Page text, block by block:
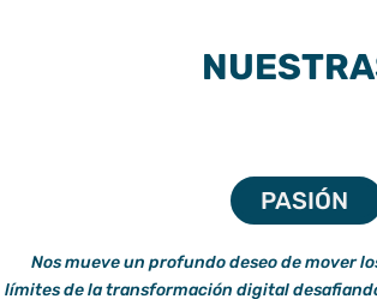
PASIÓN
Nos mueve un profundo deseo de mover
límites de la transformación digital